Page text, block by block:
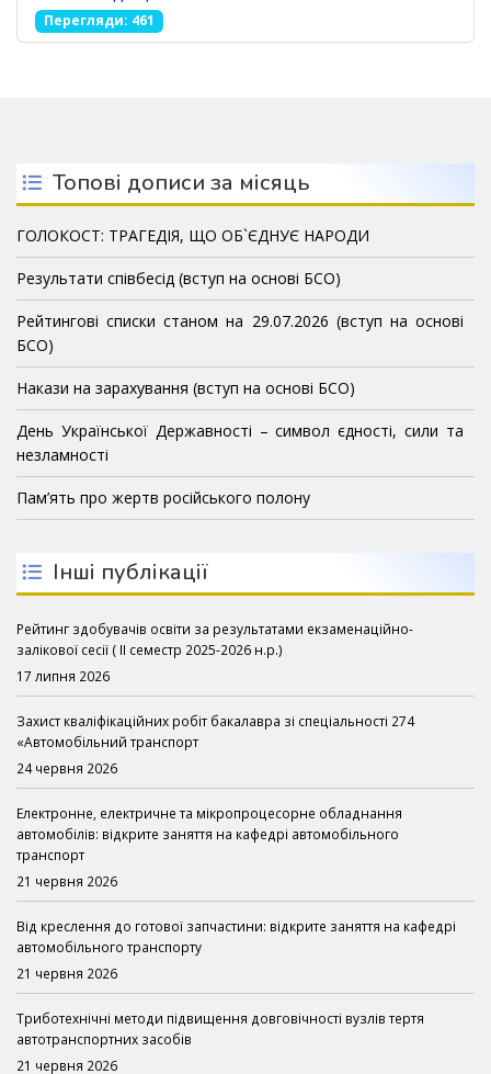
Перегляди: 461
Топові дописи за місяць
ГОЛОКОСТ: ТРАГЕДІЯ, ЩО ОБ`ЄДНУЄ НАРОДИ
Результати співбесід (вступ на основі БСО)
Рейтингові списки станом на 29.07.2026 (вступ на основі
БСО)
Накази на зарахування (вступ на основі БСО)
День Української Державності – символ єдності, сили та
незламності
Пам’ять про жертв російського полону
Інші публікації
Рейтинг здобувачів освіти за результатами екзаменаційно-
залікової сесії ( ІІ семестр 2025-2026 н.р.)
17 липня 2026
Захист кваліфікаційних робіт бакалавра зі спеціальності 274
«Автомобільний транспорт
24 червня 2026
Електронне, електричне та мікропроцесорне обладнання
автомобілів: відкрите заняття на кафедрі автомобільного
транспорт
21 червня 2026
Від креслення до готової запчастини: відкрите заняття на кафедрі
автомобільного транспорту
21 червня 2026
Триботехнічні методи підвищення довговічності вузлів тертя
автотранспортних засобів
21 червня 2026